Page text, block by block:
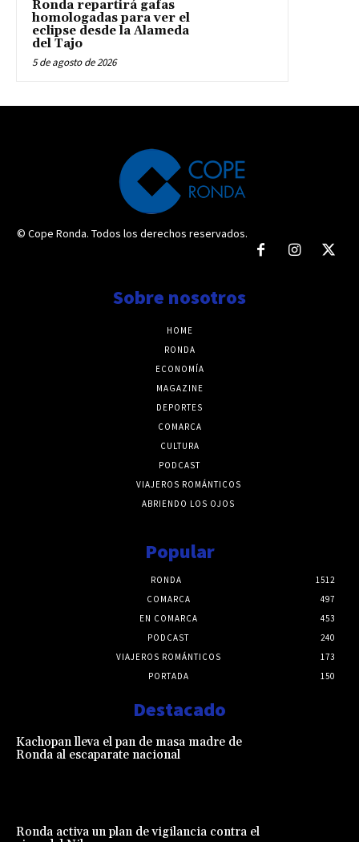
Ronda repartirá gafas
homologadas para ver el
eclipse desde la Alameda
del Tajo
5 de agosto de 2026
© Cope Ronda. Todos los derechos reservados.
Sobre nosotros
HOME
RONDA
ECONOMÍA
MAGAZINE
DEPORTES
COMARCA
CULTURA
PODCAST
VIAJEROS ROMÁNTICOS
ABRIENDO LOS OJOS
Popular
RONDA
1512
COMARCA
497
EN COMARCA
453
PODCAST
240
VIAJEROS ROMÁNTICOS
173
PORTADA
150
Destacado
Kachopan lleva el pan de masa madre de
Ronda al escaparate nacional
Ronda activa un plan de vigilancia contra el